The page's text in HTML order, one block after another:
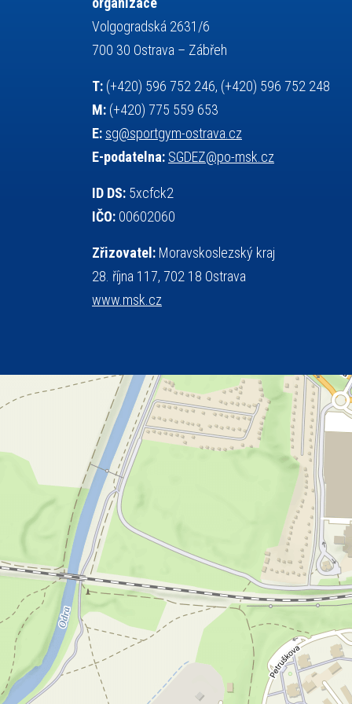
rychlobruslení
snowboarding
sportovní gymnastika sportovní lezení
squash stolní tenis
talentová zkouška
tanec
teorie sportovní přípravy
tělesná výchova
událost
volejbal
vzpírání
zeměpis základy společenských věd
zápas řeckořímský úřední deska
český jazyk
Volgogradská 2631/6
700 30 Ostrava – Zábřeh
T: (+420) 596 752 246, (+420) 596 752 248
M: (+420) 775 559 653
E: sg@sportgym-ostrava.cz
E-podatelna: SGDEZ@po-msk.cz
ID DS: 5xcfck2
IČO: 00602060
Zřizovatel: Moravskoslezský kraj
28. října 117, 702 18 Ostrava
www.msk.cz